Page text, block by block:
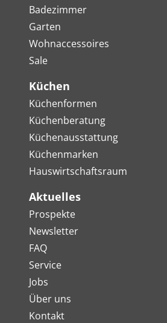
Badezimmer
Garten
Wohnaccessoires
Sale
Küchen
Küchenformen
Küchenberatung
Küchenausstattung
Küchenmarken
Hauswirtschaftsraum
Aktuelles
Prospekte
Newsletter
FAQ
Service
Jobs
Über uns
Kontakt